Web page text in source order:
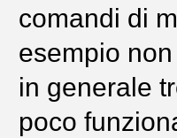
comandi di
esempio
in generale
poco